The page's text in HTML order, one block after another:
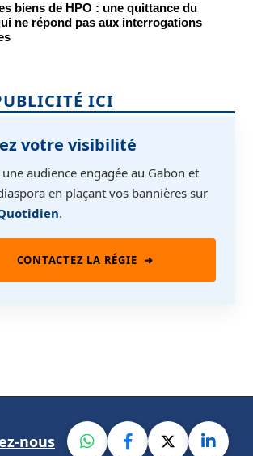
biens de HPO : une quittance du
ne répond pas aux interrogations
ICI
votre visibilité
une audience engagée au Gabon et
en plaçant vos bannières sur
.
CONTACTEZ LA RÉGIE ➜
nous